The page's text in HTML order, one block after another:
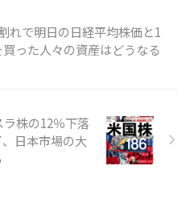
れで明日の日経平均株価と1
った人々の資産はどうなる
株の12％下落
日本市場の大